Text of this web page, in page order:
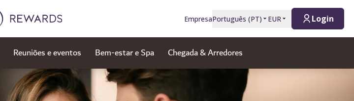
EmpresaPortuguês (PT) EUR Login
Reuniões e eventos Bem-estar e Spa Chegada & Arredores